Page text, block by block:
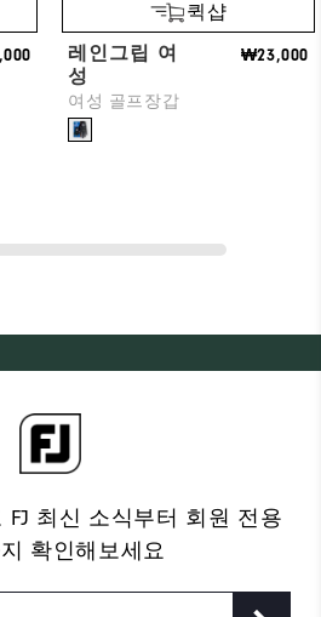
퀵샵
레인그립 여
성
여성 골프장갑
₩23,000
FJ 최신 소식부터 회원 전용
확인해보세요